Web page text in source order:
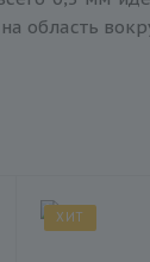
область
ХИТ